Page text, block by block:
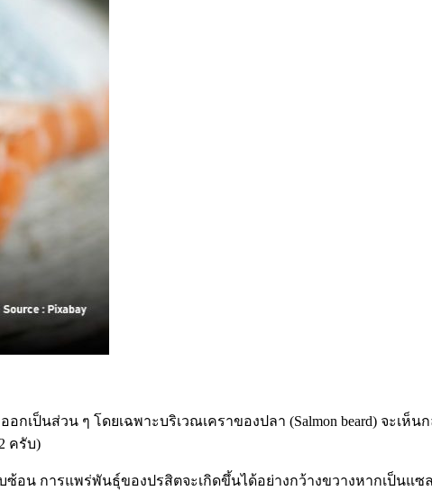
กเป็นส่วน ๆ โดยเฉพาะบริเวณเคราของปลา (Salmon beard) จะเ
ครับ)
อน การแพร่พันธุ์ของปรสิตจะเกิดขึ้นได้อย่างกว้างขวางหากเป็นแ